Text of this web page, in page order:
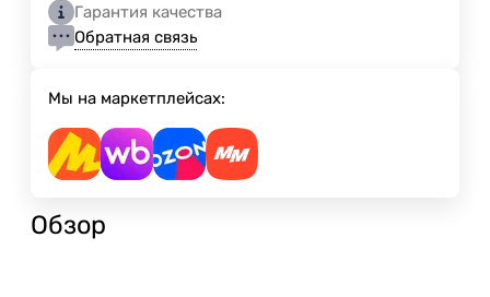
Гарантия качества
Обратная связь
Мы на маркетплейсах:
Обзор